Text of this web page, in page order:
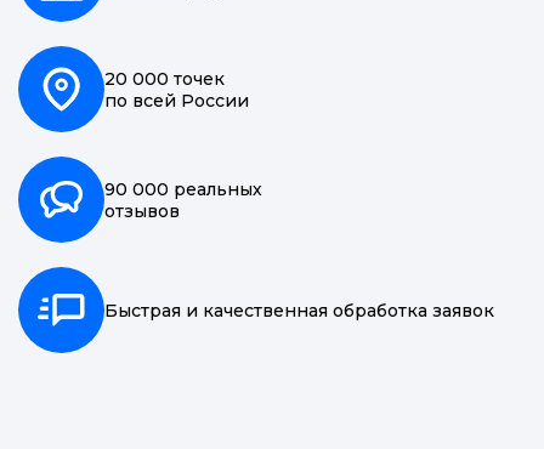
20 000 точек
по всей России
90 000 реальных
отзывов
Быстрая и качественная обработка заявок